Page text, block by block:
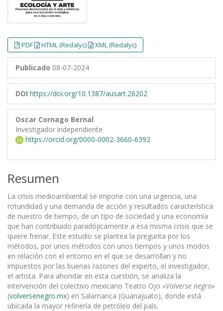
PDF HTML (Redalyc) XML (Redalyc)
Publicado 08-07-2024
DOI https://doi.org/10.1387/ausart.26202
Oscar Cornago Bernal
Investigador independiente
https://orcid.org/0000-0002-3660-6392
Resumen
La crisis medioambiental se impone con una urgencia, una
rotundidad y una demanda de acción y resultados característica
de nuestro de tiempo, de un tipo de sociedad y una economía
que han contribuido paradójicamente a esa misma crisis que se
quiere frenar. Este estudio se plantea la pregunta por los
métodos, por unos métodos con unos tiempos y unos modos
en relación con el entorno en el que se desarrollan y no
impuestos por las buenas razones del experto, el investigador,
el artista. Para ahondar en esta cuestión, se analiza la
intervención del colectivo mexicano Teatro Ojo «Volverse negro»
(volversenegro.mx) en Salamanca (Guanajuato), donde está
ubicada la mayor refinería de petróleo del país.